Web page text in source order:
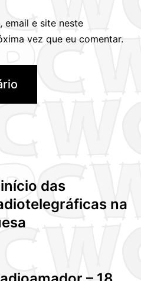
email e site neste
vez que eu comentar.
das
na